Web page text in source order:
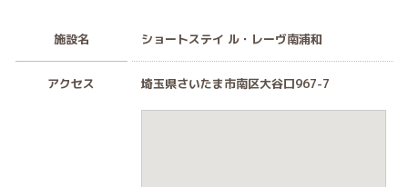
施設名 ショートステイ ル・レーヴ南浦和
アクセス 埼玉県さいたま市南区大谷口967-7